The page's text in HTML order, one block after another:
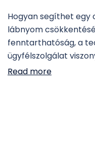
Hogyan segíthet
lábnyom
fenntarthatóság, a
ügyfélszolgálat
Read more